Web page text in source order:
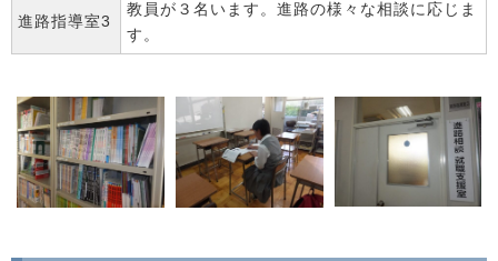
進路指導室3
教員が３名います。進路の様々な相談に応じま
す。